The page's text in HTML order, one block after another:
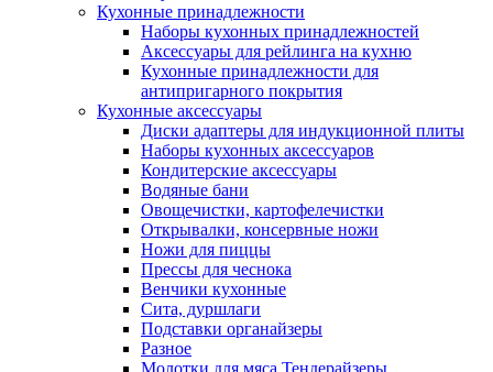
Кухонные принадлежности
Наборы кухонных принадлежностей
Аксессуары для рейлинга на кухню
Кухонные принадлежности для
антипригарного покрытия
Кухонные аксессуары
Диски адаптеры для индукционной плиты
Наборы кухонных аксессуаров
Кондитерские аксессуары
Водяные бани
Овощечистки, картофелечистки
Открывалки, консервные ножи
Ножи для пиццы
Прессы для чеснока
Венчики кухонные
Сита, дуршлаги
Подставки органайзеры
Разное
Молотки для мяса Тендерайзеры